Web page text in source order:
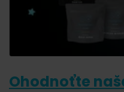
Ohodnoťte